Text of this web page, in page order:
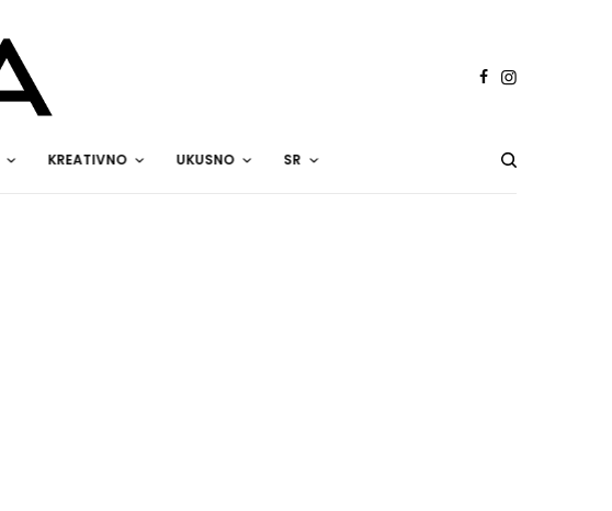
KREATIVNO UKUSNO SR